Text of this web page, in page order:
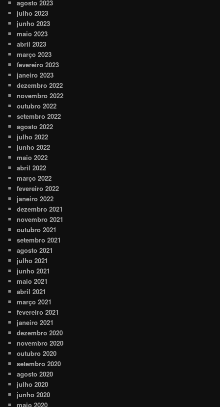
agosto 2023
julho 2023
junho 2023
maio 2023
abril 2023
março 2023
fevereiro 2023
janeiro 2023
dezembro 2022
novembro 2022
outubro 2022
setembro 2022
agosto 2022
julho 2022
junho 2022
maio 2022
abril 2022
março 2022
fevereiro 2022
janeiro 2022
dezembro 2021
novembro 2021
outubro 2021
setembro 2021
agosto 2021
julho 2021
junho 2021
maio 2021
abril 2021
março 2021
fevereiro 2021
janeiro 2021
dezembro 2020
novembro 2020
outubro 2020
setembro 2020
agosto 2020
julho 2020
junho 2020
maio 2020